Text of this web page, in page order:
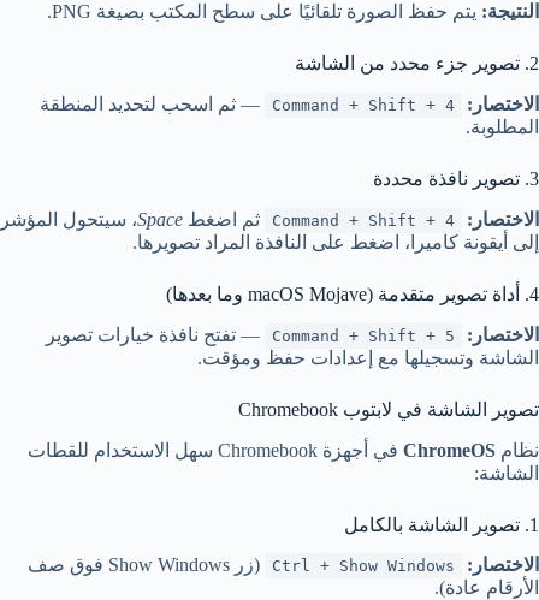
النتيجة: يتم حفظ الصورة تلقائيًا على سطح المكتب بصيغة PNG.
2. تصوير جزء محدد من الشاشة
الاختصار:
Command + Shift + 4
— ثم اسحب لتحديد المنطقة
المطلوبة.
3. تصوير نافذة محددة
الاختصار:
Command + Shift + 4 ثم اضغط Space، سيتحول المؤشر
إلى أيقونة كاميرا، اضغط على النافذة المراد تصويرها.
4. أداة تصوير متقدمة (macOS Mojave وما بعدها)
الاختصار:
Command + Shift + 5
— تفتح نافذة خيارات تصوير
الشاشة وتسجيلها مع إعدادات حفظ ومؤقت.
تصوير الشاشة في لابتوب Chromebook
نظام ChromeOS
في أجهزة Chromebook سهل الاستخدام للقطات
الشاشة:
1. تصوير الشاشة بالكامل
الاختصار:
Ctrl + Show Windows
(زر Show Windows فوق صف
الأرقام عادة).